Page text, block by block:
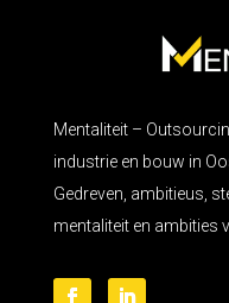
Mentaliteit –
industrie en bouw in
Gedreven, ambitieus,
mentaliteit en ambities